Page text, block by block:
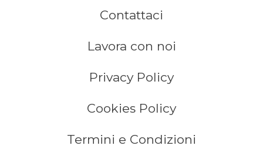
Contattaci
Lavora con noi
Privacy Policy
Cookies Policy
Termini e Condizioni